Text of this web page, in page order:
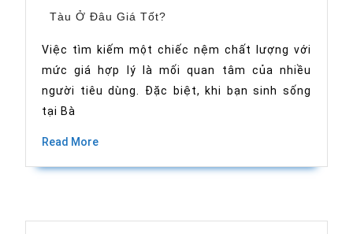
Tàu Ở Đâu Giá Tốt?
Thành
Tại
Bà
–
Tốt?
Việc tìm kiếm một chiếc nệm chất lượng với
mức giá hợp lý là mối quan tâm của nhiều
người tiêu dùng. Đặc biệt, khi bạn sinh sống
tại Bà
Read MoreRead